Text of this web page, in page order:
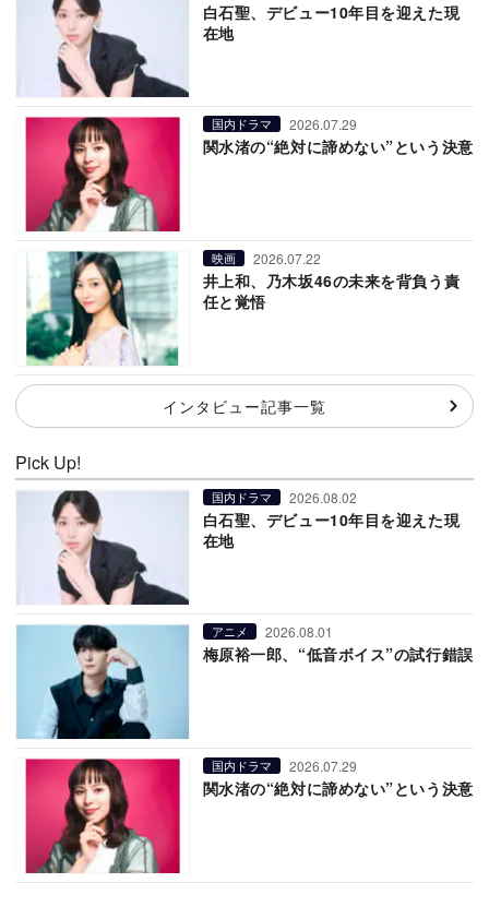
白石聖、デビュー10年目を迎えた現
在地
国内ドラマ 2026.07.29
関水渚の“絶対に諦めない”という決意
映画 2026.07.22
井上和、乃木坂46の未来を背負う責
任と覚悟
インタビュー記事一覧
Pick Up!
国内ドラマ 2026.08.02
白石聖、デビュー10年目を迎えた現
在地
アニメ 2026.08.01
梅原裕一郎、“低音ボイス”の試行錯誤
国内ドラマ 2026.07.29
関水渚の“絶対に諦めない”という決意